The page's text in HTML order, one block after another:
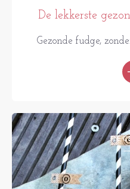
De lekkerste
Gezonde fudge,